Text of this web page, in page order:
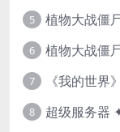
5 植物大战僵
6 植物大战僵
7 《我的世
8 超级服务器